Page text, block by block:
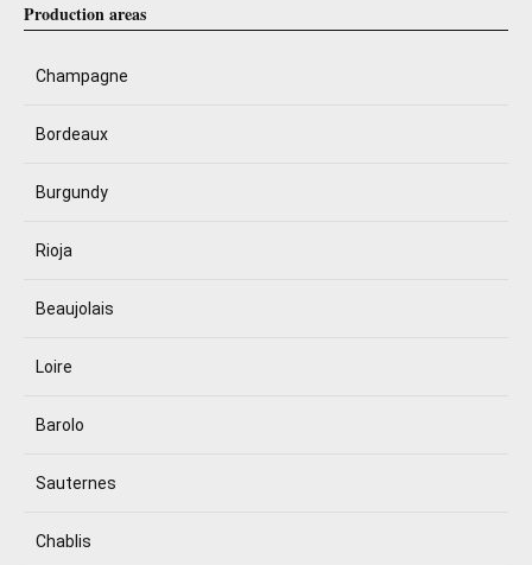
Production areas
Champagne
Bordeaux
Burgundy
Rioja
Beaujolais
Loire
Barolo
Sauternes
Chablis